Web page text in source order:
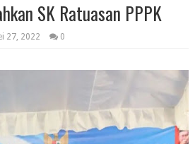
SK Ratuasan PPPK
27, 2022 0